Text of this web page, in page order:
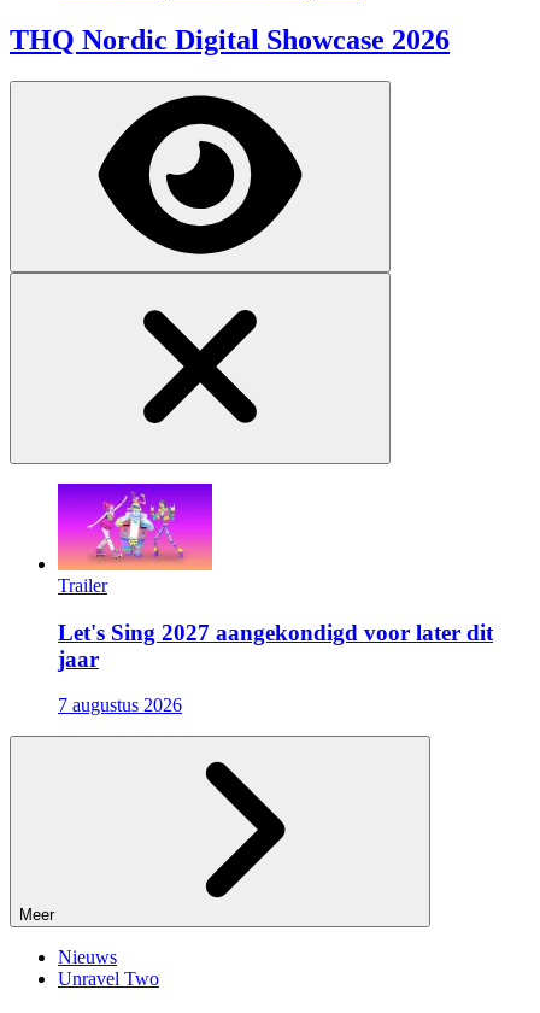
THQ Nordic Digital Showcase 2026
Trailer
Let's Sing 2027 aangekondigd voor later dit
jaar
7 augustus 2026
Meer
Nieuws
Unravel Two